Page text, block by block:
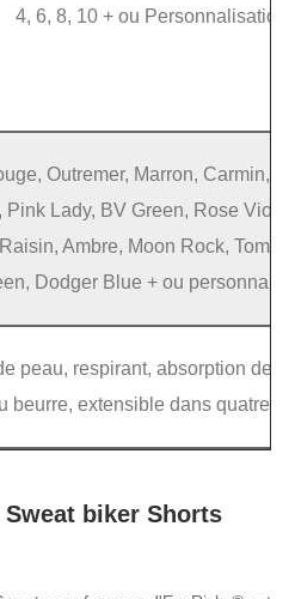
4, 6, 8, 10 + ou Personnalisation
Outremer, Marron, Carmin,
Pink Lady, BV Green, Rose
Ambre, Moon Rock,
Dodger Blue + ou
peau, respirant, absorption de
beurre, extensible dans quatre
biker Shorts